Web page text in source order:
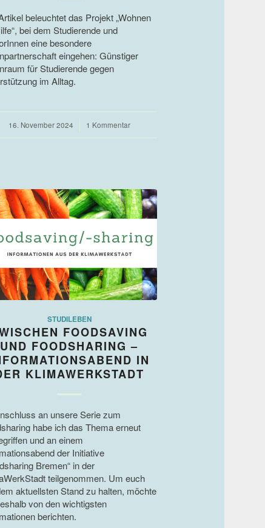
beleuchtet das Projekt „Wohnen
bei dem Studierende und
eine besondere
eingehen: Günstiger
für Studierende gegen
im Alltag.
16. November 2024
/ 1 Kommentar
STUDILEBEN
FOODSAVING
UND FOODSHARING –
IN
KLIMAWERKSTADT
an unsere Serie zum
habe ich das Thema erneut
und an einem
der Initiative
Bremen“ in der
teilgenommen. Um euch
aktuellsten Stand zu halten, möchte
von den wichtigsten
berichten.